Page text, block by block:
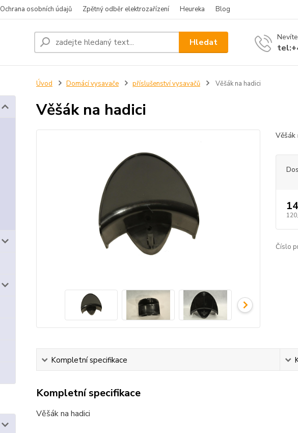
Ochrana osobních údajů Zpětný odběr elektrozařízení Heureka Blog
Hledat
Úvod Domácí vysavače příslušenství vysavačů Věšák na hadici
Věšák na hadici
Věšák
Číslo
Kompletní specifikace
Kompletní specifikace
Věšák na hadici